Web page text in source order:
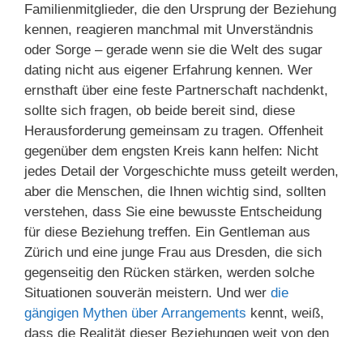
Familienmitglieder, die den Ursprung der Beziehung
kennen, reagieren manchmal mit Unverständnis
oder Sorge – gerade wenn sie die Welt des sugar
dating nicht aus eigener Erfahrung kennen. Wer
ernsthaft über eine feste Partnerschaft nachdenkt,
sollte sich fragen, ob beide bereit sind, diese
Herausforderung gemeinsam zu tragen. Offenheit
gegenüber dem engsten Kreis kann helfen: Nicht
jedes Detail der Vorgeschichte muss geteilt werden,
aber die Menschen, die Ihnen wichtig sind, sollten
verstehen, dass Sie eine bewusste Entscheidung
für diese Beziehung treffen. Ein Gentleman aus
Zürich und eine junge Frau aus Dresden, die sich
gegenseitig den Rücken stärken, werden solche
Situationen souverän meistern. Und wer die
gängigen Mythen über Arrangements kennt, weiß,
dass die Realität dieser Beziehungen weit von den